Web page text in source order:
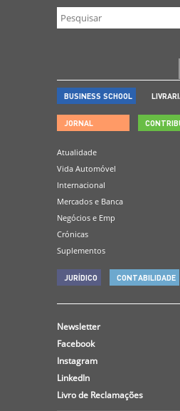
BUSINESS SCHOOL
JORNAL
Atualidade
Vida Automóvel
Internacional
Mercados e Banca
Negócios e Emp
Crónicas
Suplementos
JURÍDICO CONTABILIDADE
Newsletter
Facebook
Instagram
LinkedIn
Livro de Reclamações